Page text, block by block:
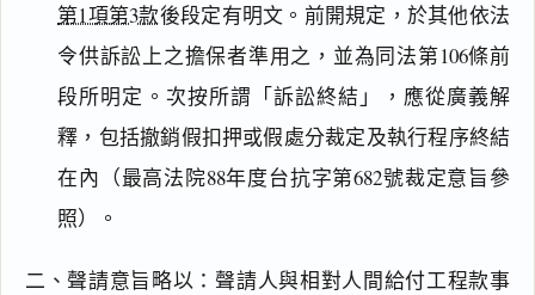
第1項第3款後段定有明文。前開規定，於其他依法
令供訴訟上之擔保者準用之，並為同法第106條前
段所明定。次按所謂「訴訟終結」，應從廣義解
釋，包括撤銷假扣押或假處分裁定及執行程序終結
在內（最高法院88年度台抗字第682號裁定意旨參
照）。
二、聲請意旨略以：聲請人與相對人間給付工程款事